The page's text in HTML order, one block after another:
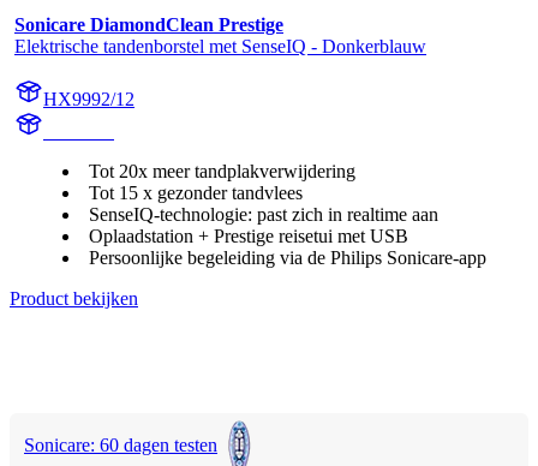
Sonicare DiamondClean Prestige
Elektrische tandenborstel met SenseIQ - Donkerblauw
HX9992/12
Tot 20x meer tandplakverwijdering
Tot 15 x gezonder tandvlees
SenseIQ-technologie: past zich in realtime aan
Oplaadstation + Prestige reisetui met USB
Persoonlijke begeleiding via de Philips Sonicare-app
Product bekijken
Sonicare: 60 dagen testen